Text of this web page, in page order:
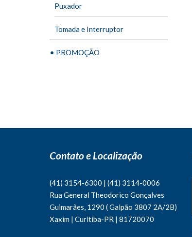
Puxador
Tomada e Interruptor
• PROMOÇÃO
Contato e Localização
(41) 3154-6300 | (41) 3114-0006
Rua General Theodorico Gonçalves
Guimarães, 1290 ( Galpão 3807 2A/2B)
Xaxim | Curitiba-PR | 81720070